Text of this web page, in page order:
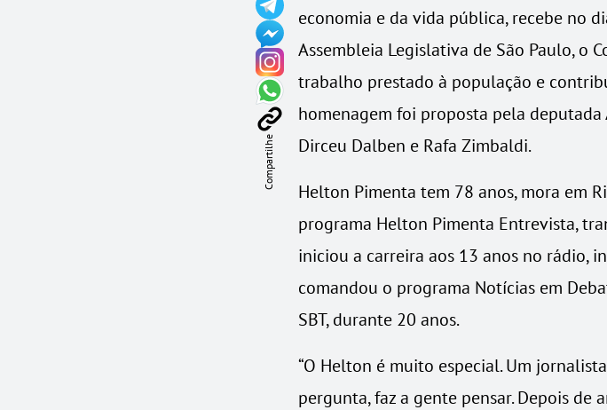
Compartilhe
economia e da vida pública, recebe no
Assembleia Legislativa de São Paulo, o
trabalho prestado à população e
homenagem foi proposta pela
Dirceu Dalben e Rafa Zimbaldi.
Helton Pimenta tem 78 anos, mora em
programa Helton Pimenta Entrevista,
iniciou a carreira aos 13 anos no rádio,
comandou o programa Notícias em
SBT, durante 20 anos.
“O Helton é muito especial. Um
pergunta, faz a gente pensar. Depois